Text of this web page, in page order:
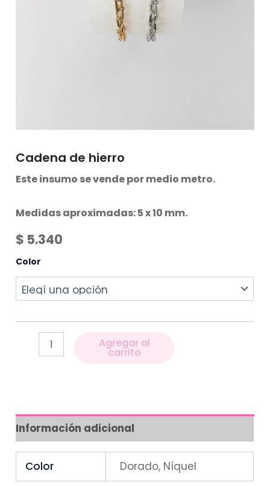
Cadena de hierro
Este insumo se vende por medio metro.
Medidas aproximadas: 5 x 10 mm.
$ 5.340
Color
Agregar al
carrito
Información adicional
Color Dorado, Níquel